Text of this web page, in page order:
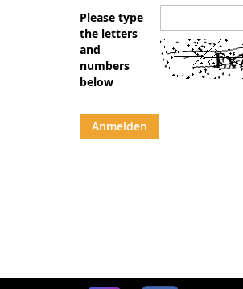
Please type
the letters
and
numbers
below
Anmelden